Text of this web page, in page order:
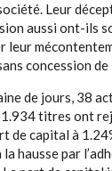
Leur
aussi ont-ils
leur
concession
de jours, 38
titres ont
de capital à
hausse par